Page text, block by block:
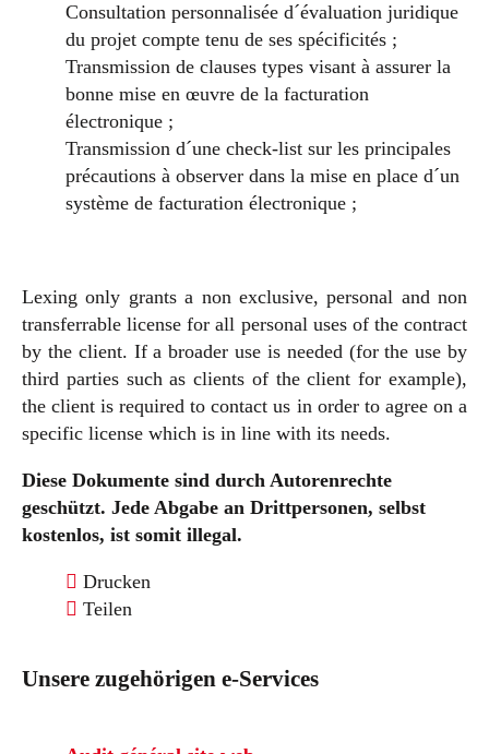
Consultation personnalisée d´évaluation juridique
du projet compte tenu de ses spécificités ;
Transmission de clauses types visant à assurer la
bonne mise en œuvre de la facturation
électronique ;
Transmission d´une check-list sur les principales
précautions à observer dans la mise en place d´un
système de facturation électronique ;
Lexing only grants a non exclusive, personal and non
transferrable license for all personal uses of the contract
by the client. If a broader use is needed (for the use by
third parties such as clients of the client for example),
the client is required to contact us in order to agree on a
specific license which is in line with its needs.
Diese Dokumente sind durch Autorenrechte
geschützt. Jede Abgabe an Drittpersonen, selbst
kostenlos, ist somit illegal.
Drucken
Teilen
Unsere zugehörigen e-Services